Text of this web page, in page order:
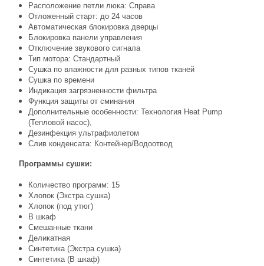
Расположение петли люка: Справа
Отложенный старт: до 24 часов
Автоматическая блокировка дверцы
Блокировка панели управления
Отключение звукового сигнала
Тип мотора: Стандартный
Сушка по влажности для разных типов тканей
Сушка по времени
Индикация загрязненности фильтра
Функция защиты от сминания
Дополнительные особенности: Технология Heat Pump
(Тепловой насос),
Дезинфекция ультрафиолетом
Слив конденсата: Контейнер/Водоотвод
Программы сушки:
Количество программ: 15
Хлопок (Экстра сушка)
Хлопок (под утюг)
В шкаф
Смешанные ткани
Деликатная
Синтетика (Экстра сушка)
Синтетика (В шкаф)